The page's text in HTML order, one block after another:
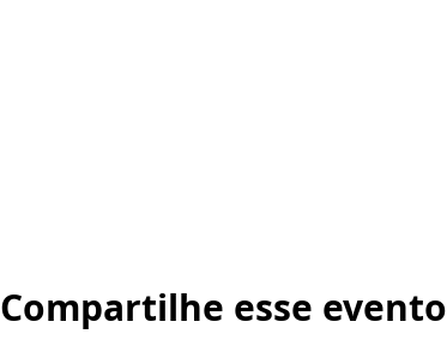
Compartilhe esse evento